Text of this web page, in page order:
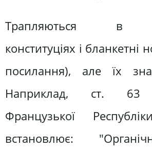
Трапляються в
конституціях і
посилання), але їх
Наприклад, ст. 63
Французької
встановлює: